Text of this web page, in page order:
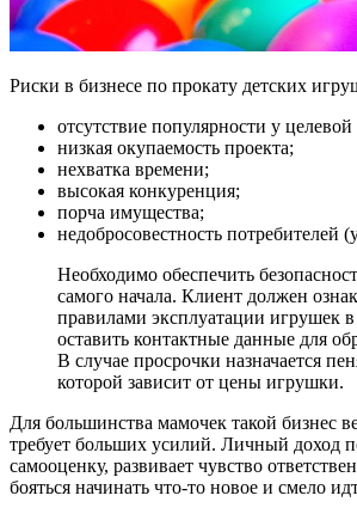
Риски в бизнесе по прокату детских
отсутствие популярности у
низкая окупаемость проекта;
нехватка времени;
высокая конкуренция;
порча имущества;
недобросовестность потребителей
Необходимо обеспечить
самого начала. Клиент должен
правилами эксплуатации игрушек в
оставить контактные данные для
В случае просрочки назначается
которой зависит от цены игрушки.
Для большинства мамочек такой бизнес
требует больших усилий. Личный доход
самооценку, развивает чувство
бояться начинать что-то новое и смело